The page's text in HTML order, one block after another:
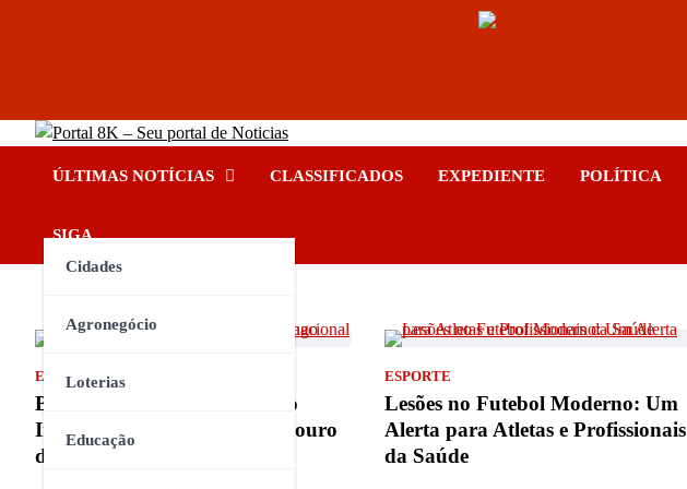
Portal 8K – Seu portal de Noticias
ÚLTIMAS NOTÍCIAS
Cidades
Agronegócio
Loterias
Educação
CLASSIFICADOS EXPEDIENTE POLÍTICA
SIGA
ESPORTE
Brasil conquista 37º pódio no
Internacional de Berlim com ouro
de Carol Santiago
ESPORTE
Lesões no Futebol Moderno: Um
Alerta para Atletas e Profissionais
da Saúde